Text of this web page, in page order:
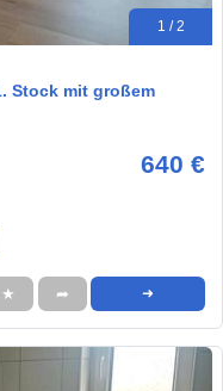
1 / 2
Stock mit großem
640 €
★ ➦ ➜